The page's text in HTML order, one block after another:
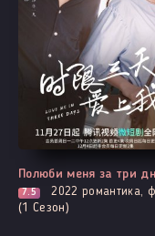
Все серии
Полюби меня за три
7.5 2022 романтика,
(1 Сезон)